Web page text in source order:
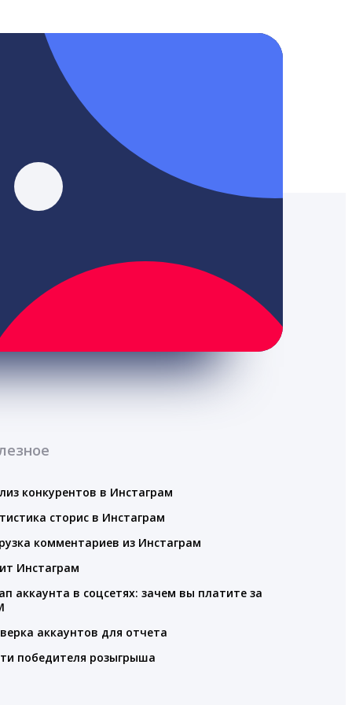
конкурентов в Инстаграм
сторис в Инстаграм
комментариев из Инстаграм
Инстаграм
аккаунта в соцсетях: зачем вы платите за
аккаунтов для отчета
победителя розыгрыша